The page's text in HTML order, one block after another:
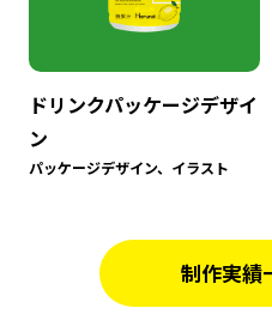
ドリンクパッケージデザイ
ン
パッケージデザイン、イラスト
制作実績